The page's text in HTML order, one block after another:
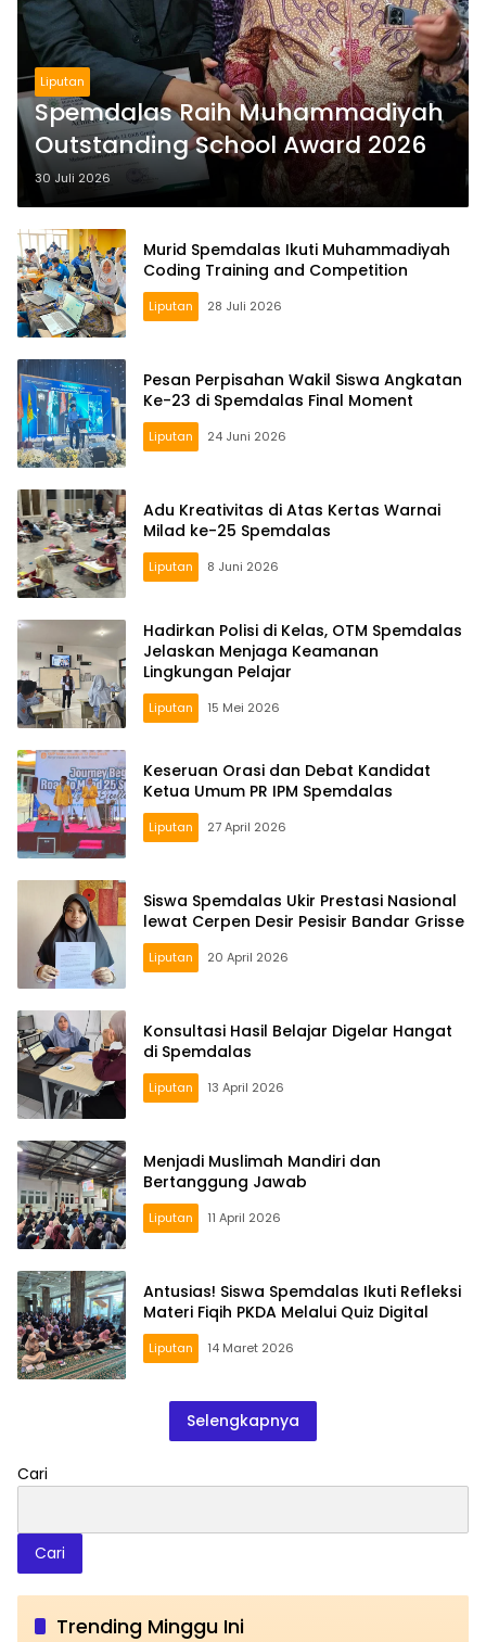
Liputan
Spemdalas Raih Muhammadiyah
Outstanding School Award 2026
30 Juli 2026
Murid Spemdalas Ikuti Muhammadiyah
Coding Training and Competition
Liputan 28 Juli 2026
Pesan Perpisahan Wakil Siswa Angkatan
Ke-23 di Spemdalas Final Moment
Liputan 24 Juni 2026
Adu Kreativitas di Atas Kertas Warnai
Milad ke-25 Spemdalas
Liputan 8 Juni 2026
Hadirkan Polisi di Kelas, OTM Spemdalas
Jelaskan Menjaga Keamanan
Lingkungan Pelajar
Liputan 15 Mei 2026
Keseruan Orasi dan Debat Kandidat
Ketua Umum PR IPM Spemdalas
Liputan 27 April 2026
Siswa Spemdalas Ukir Prestasi Nasional
lewat Cerpen Desir Pesisir Bandar Grisse
Liputan 20 April 2026
Konsultasi Hasil Belajar Digelar Hangat
di Spemdalas
Liputan 13 April 2026
Menjadi Muslimah Mandiri dan
Bertanggung Jawab
Liputan 11 April 2026
Antusias! Siswa Spemdalas Ikuti Refleksi
Materi Fiqih PKDA Melalui Quiz Digital
Liputan 14 Maret 2026
Selengkapnya
Cari
Cari
Trending Minggu Ini